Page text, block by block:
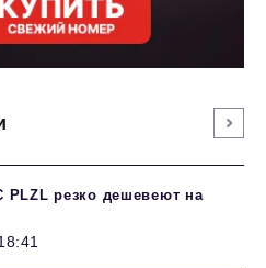
резко дешевеют на